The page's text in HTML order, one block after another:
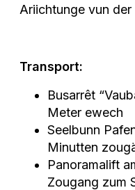
Ariichtunge vun
Transport:
Busarrêt
Meter ewech
Seelbunn
Minutten
Panoramalift
Zougang zum